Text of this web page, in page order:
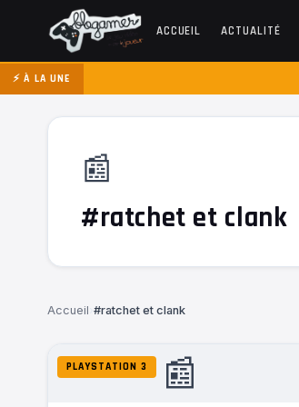
ACCUEIL ACTUALITÉ
⚡ À LA UNE
📰
#ratchet et clank
Accueil #ratchet et clank
📰
PLAYSTATION 3